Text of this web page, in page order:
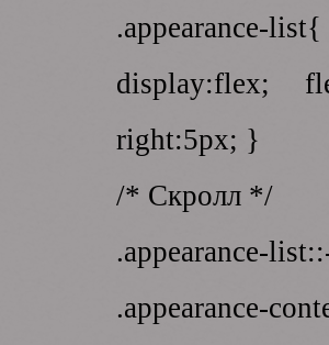
.appearance-
display:flex;
right:5px; }
/* Скролл */
.appearance-
.appearance-